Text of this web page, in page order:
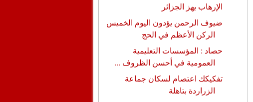
الإرهاب يهز الجزائر
ضيوف الرحمن يؤدون اليوم الخميس
الركن الأعظم في الحج
حصاد : المؤسسات التعليمية
العمومية في أحسن الظروف ...
تفكيكك اعتصام لسكان جماعة
الزراردة بتاهلة